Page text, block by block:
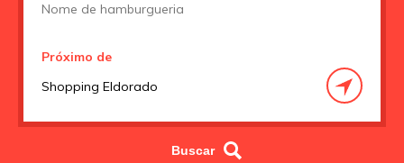
Próximo de